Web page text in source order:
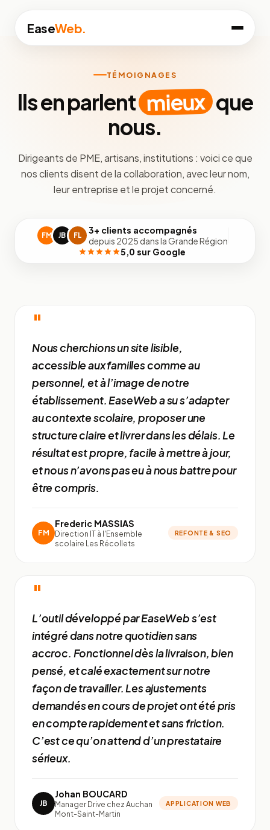
EaseWeb.
TÉMOIGNAGES
Ils en parlent mieux que
nous.
Dirigeants de PME, artisans, institutions : voici ce que
nos clients disent de la collaboration, avec leur nom,
leur entreprise et le projet concerné.
FM JB FL
3+ clients accompagnés
depuis 2025 dans la Grande Région
5,0 sur Google
"
Nous cherchions un site lisible,
accessible aux familles comme au
personnel, et à l’image de notre
établissement. EaseWeb a su s’adapter
au contexte scolaire, proposer une
structure claire et livrer dans les délais. Le
résultat est propre, facile à mettre à jour,
et nous n’avons pas eu à nous battre pour
être compris.
FM
Frederic MASSIAS
Direction IT à l'Ensemble
scolaire Les Récollets
REFONTE & SEO
"
L’outil développé par EaseWeb s’est
intégré dans notre quotidien sans
accroc. Fonctionnel dès la livraison, bien
pensé, et calé exactement sur notre
façon de travailler. Les ajustements
demandés en cours de projet ont été pris
en compte rapidement et sans friction.
C’est ce qu’on attend d’un prestataire
sérieux.
JB
Johan BOUCARD
Manager Drive chez Auchan
Mont-Saint-Martin
APPLICATION WEB